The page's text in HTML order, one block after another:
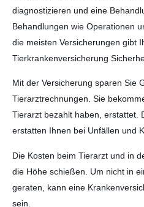
diagnostizieren und eine
Behandlungen wie Operationen
die meisten Versicherungen gibt
Tierkrankenversicherung
Mit der Versicherung sparen Sie
Tierarztrechnungen. Sie
Tierarzt bezahlt haben, erstattet.
erstatten Ihnen bei Unfällen und
Die Kosten beim Tierarzt und in
die Höhe schießen. Um nicht in
geraten, kann eine
sein.